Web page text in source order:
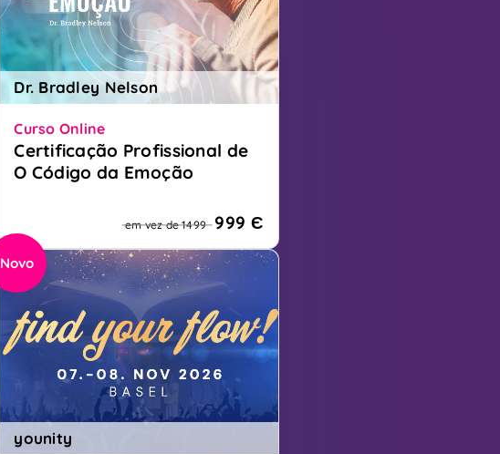
Dr. Bradley Nelson
Curso Online
Certificação Profissional de
O Código da Emoção
em vez de 1499 999 Є
Novo
younity